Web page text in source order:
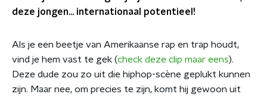
deze jongen... internationaal potentieel!
Als je een beetje van Amerikaanse rap en trap houdt,
vind je hem vast te gek (check deze clip maar eens).
Deze dude zou zo uit die hiphop-scène geplukt kunnen
zijn. Maar nee, om precies te zijn, komt hij gewoon uit